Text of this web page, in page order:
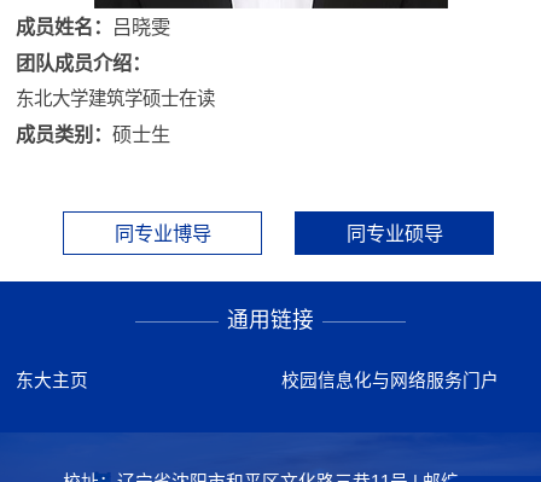
成员姓名： 吕晓雯
团队成员介绍：
东北大学建筑学硕士在读
成员类别：硕士生
同专业博导 同专业硕导
通用链接
东大主页 校园信息化与网络服务门户